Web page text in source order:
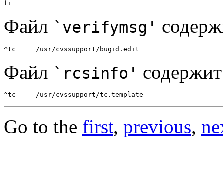
Файл `verifymsg'
Файл `rcsinfo'
Go to the first, previous,